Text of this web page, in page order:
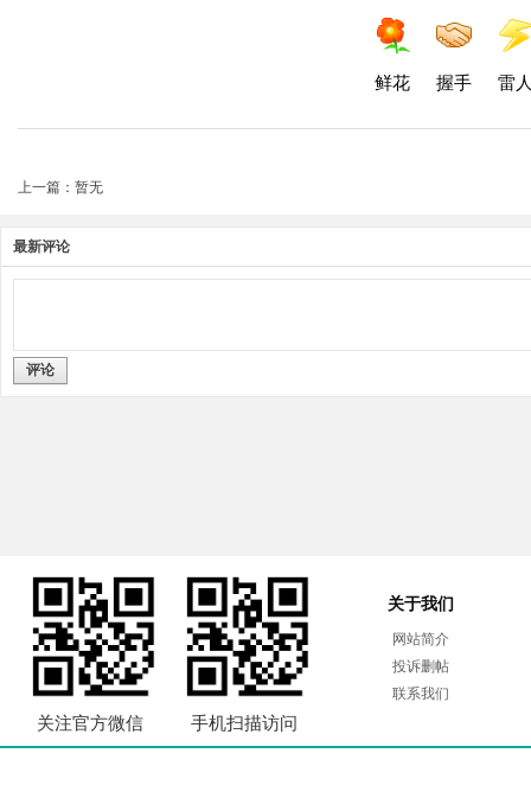
鲜花 握手 雷
上一篇：暂无
最新评论
评论
关注官方微信 手机扫描访问
关于我们
网站简介
投诉删帖
联系我们